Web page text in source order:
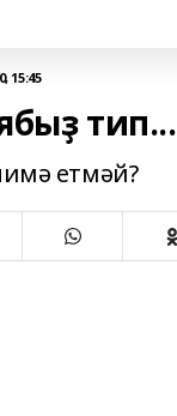
15:45
тип...
етмәй?